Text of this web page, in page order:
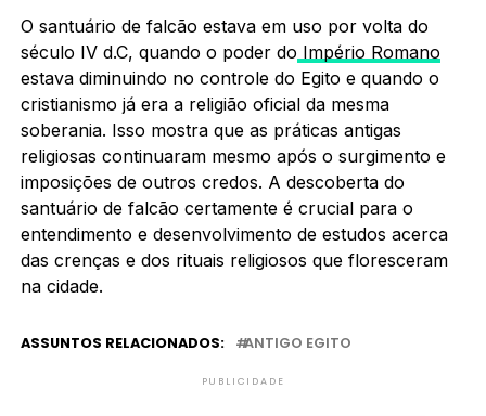
O santuário de falcão estava em uso por volta do
século IV d.C, quando o poder do Império Romano
estava diminuindo no controle do Egito e quando o
cristianismo já era a religião oficial da mesma
soberania. Isso mostra que as práticas antigas
religiosas continuaram mesmo após o surgimento e
imposições de outros credos. A descoberta do
santuário de falcão certamente é crucial para o
entendimento e desenvolvimento de estudos acerca
das crenças e dos rituais religiosos que floresceram
na cidade.
ASSUNTOS RELACIONADOS: ANTIGO EGITO
PUBLICIDADE